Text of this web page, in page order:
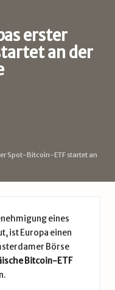
erster
an der
Spot-Bitcoin-ETF startet an
eines
ist Europa einen
Börse
Bitcoin-ETF